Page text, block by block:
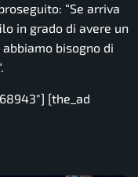
“Se arriva
in grado di avere un
bisogno di
[the_ad